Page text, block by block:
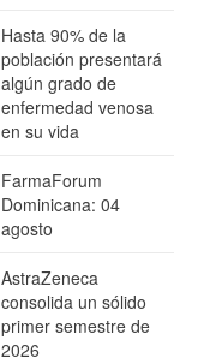
Hasta 90% de la
población presentará
algún grado de
enfermedad venosa
en su vida
FarmaForum
Dominicana: 04
agosto
AstraZeneca
consolida un sólido
primer semestre de
2026